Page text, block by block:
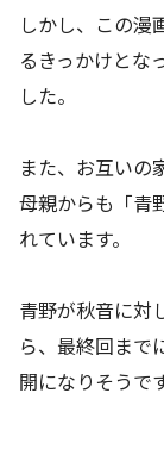
しかし、この漫
るきっかけとな
した。
また、お互いの
母親からも「青
れています。
青野が秋音に対
ら、最終回まで
開になりそうで